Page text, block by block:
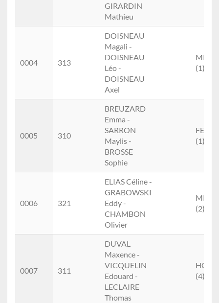
GIRARDIN
Mathieu
0004 313
DOISNEAU
Magali -
DOISNEAU
Léo -
DOISNEAU
Axel
MIXTE
(1)
0005 310
BREUZARD
Emma -
SARRON
Maylis -
BROSSE
Sophie
(1)
0006 321
ELIAS Céline -
GRABOWSKI
Eddy -
CHAMBON
Olivier
MIXTE
(2)
0007 311
DUVAL
Maxence -
VICQUELIN
Edouard -
LECLAIRE
Thomas
(4)